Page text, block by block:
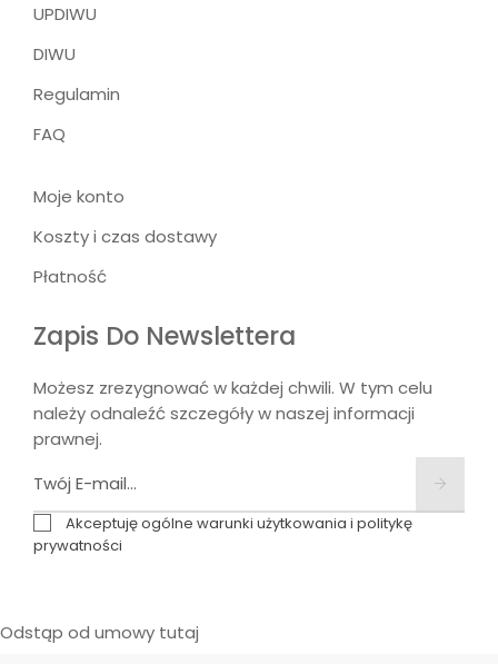
UPDIWU
DIWU
Regulamin
FAQ
Moje konto
Koszty i czas dostawy
Płatność
Zapis Do Newslettera
Możesz zrezygnować w każdej chwili. W tym celu
należy odnaleźć szczegóły w naszej informacji
prawnej.
Akceptuję ogólne warunki użytkowania i politykę
prywatności
Odstąp od umowy tutaj